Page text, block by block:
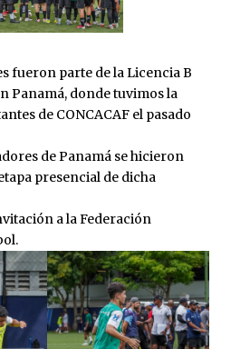
fueron parte de la Licencia B
Panamá, donde tuvimos la
de CONCACAF el pasado
de Panamá se hicieron
presencial de dicha
a la Federación